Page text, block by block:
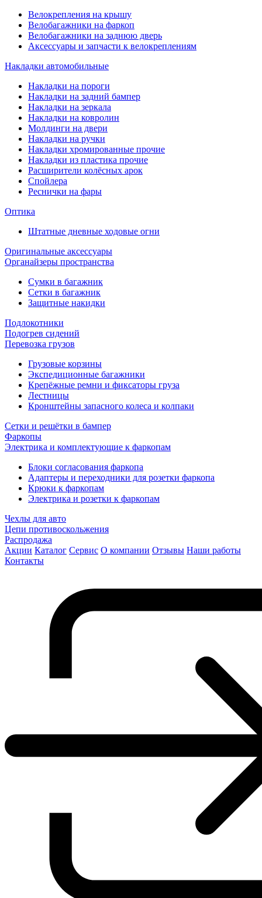
Велокрепления на крышу
Велобагажники на фаркоп
Велобагажники на заднюю дверь
Аксессуары и запчасти к велокреплениям
Накладки автомобильные
Накладки на пороги
Накладки на задний бампер
Накладки на зеркала
Накладки на ковролин
Молдинги на двери
Накладки на ручки
Накладки хромированные прочие
Накладки из пластика прочие
Расширители колёсных арок
Спойлера
Реснички на фары
Оптика
Штатные дневные ходовые огни
Оригинальные аксессуары
Органайзеры пространства
Сумки в багажник
Сетки в багажник
Защитные накидки
Подлокотники
Подогрев сидений
Перевозка грузов
Грузовые корзины
Экспедиционные багажники
Крепёжные ремни и фиксаторы груза
Лестницы
Кронштейны запасного колеса и колпаки
Сетки и решётки в бампер
Фаркопы
Электрика и комплектующие к фаркопам
Блоки согласования фаркопа
Адаптеры и переходники для розетки фаркопа
Крюки к фаркопам
Электрика и розетки к фаркопам
Чехлы для авто
Цепи противоскольжения
Распродажа
Акции Каталог Сервис О компании Отзывы Наши работы
Контакты